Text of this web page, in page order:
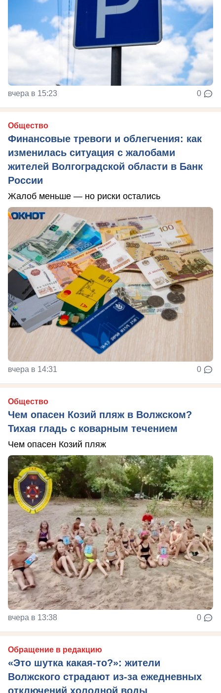
вчера в 15:23 0
Общество
Финансовые тревоги и облегчения: как
изменилась ситуация с жалобами
жителей Волгоградской области в Банк
России
Жалоб меньше — но риски остались
вчера в 14:31 0
Общество
Чем опасен Козий пляж в Волжском?
Тихая гладь с коварным течением
Чем опасен Козий пляж
вчера в 13:38 0
Обращение в редакцию
«Это шутка какая-то?»: жители
Волжского страдают из‑за ежедневных
отключений холодной воды